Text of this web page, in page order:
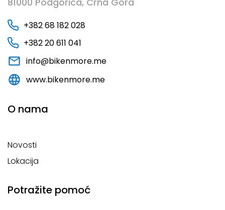
+382 68 182 028
+382 20 611 041
info@bikenmore.me
www.bikenmore.me
O nama
Novosti
Lokacija
Potražite pomoć